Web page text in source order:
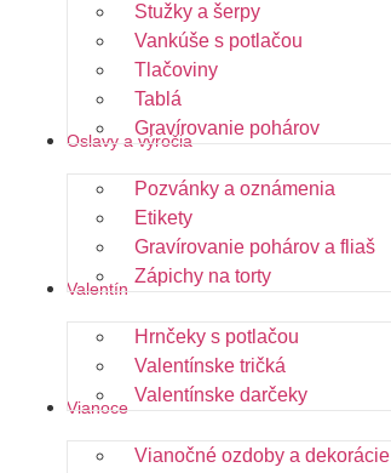
Stužky a šerpy
Vankúše s potlačou
Tlačoviny
Tablá
Gravírovanie pohárov
Oslavy a výročia
Pozvánky a oznámenia
Etikety
Gravírovanie pohárov a fliaš
Zápichy na torty
Valentín
Hrnčeky s potlačou
Valentínske tričká
Valentínske darčeky
Vianoce
Vianočné ozdoby a dekorácie